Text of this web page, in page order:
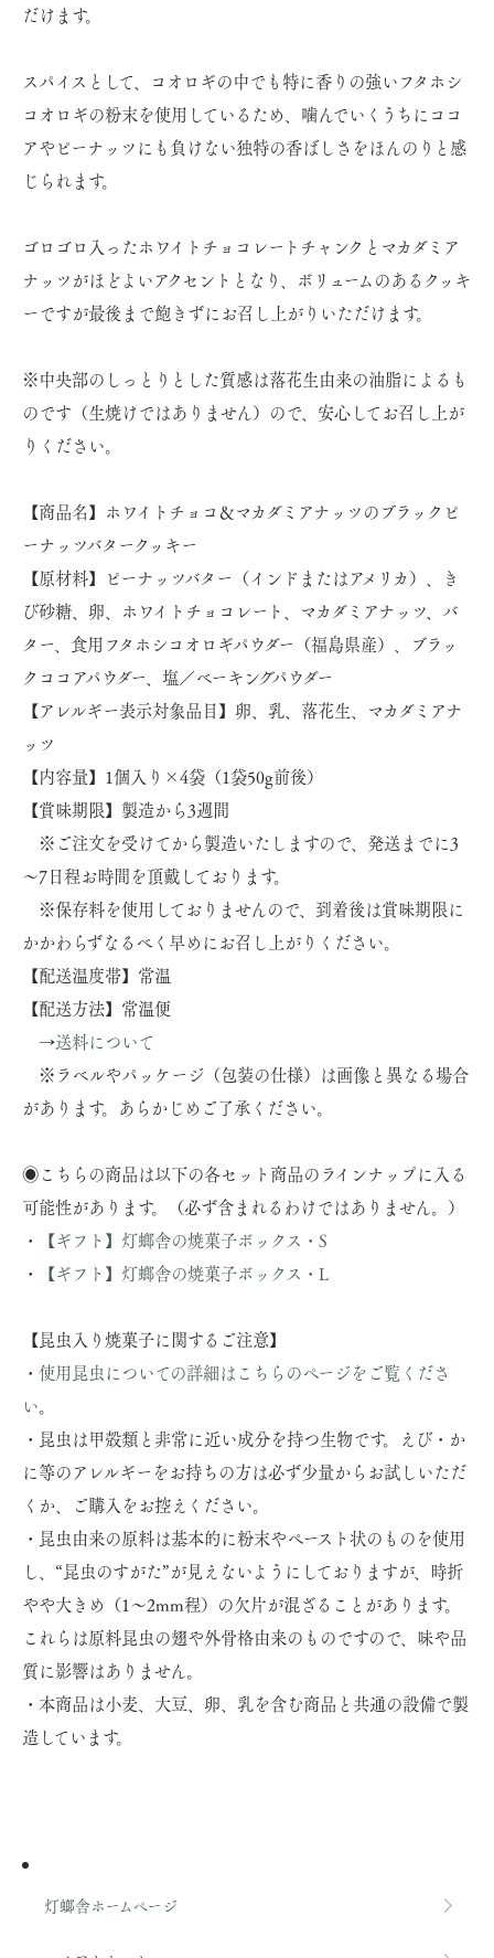
だけます。
スパイスとして、コオロギの中でも特に香りの強いフタホシ
コオロギの粉末を使用しているため、噛んでいくうちにココ
アやピーナッツにも負けない独特の香ばしさをほんのりと感
じられます。
ゴロゴロ入ったホワイトチョコレートチャンクとマカダミア
ナッツがほどよいアクセントとなり、ボリュームのあるクッキ
ーですが最後まで飽きずにお召し上がりいただけます。
※中央部のしっとりとした質感は落花生由来の油脂によるも
のです（生焼けではありません）ので、安心してお召し上が
りください。
【商品名】ホワイトチョコ＆マカダミアナッツのブラックピ
ーナッツバタークッキー
【原材料】ピーナッツバター（インドまたはアメリカ）、き
び砂糖、卵、ホワイトチョコレート、マカダミアナッツ、バ
ター、食用フタホシコオロギパウダー（福島県産）、ブラッ
クココアパウダー、塩／ベーキングパウダー
【アレルギー表示対象品目】卵、乳、落花生、マカダミアナ
ッツ
【内容量】1個入り×4袋（1袋50g前後）
【賞味期限】製造から3週間
※ご注文を受けてから製造いたしますので、発送までに3
～7日程お時間を頂戴しております。
※保存料を使用しておりませんので、到着後は賞味期限に
かかわらずなるべく早めにお召し上がりください。
【配送温度帯】常温
【配送方法】常温便
→送料について
※ラベルやパッケージ（包装の仕様）は画像と異なる場合
があります。あらかじめご了承ください。
◉こちらの商品は以下の各セット商品のラインナップに入る
可能性があります。（必ず含まれるわけではありません。）
・ 【ギフト】灯螂舎の焼菓子ボックス・S
・ 【ギフト】灯螂舎の焼菓子ボックス・L
【昆虫入り焼菓子に関するご注意】
・ 使用昆虫についての詳細はこちらのページをご覧くださ
い。
・昆虫は甲殻類と非常に近い成分を持つ生物です。えび・か
に等のアレルギーをお持ちの方は必ず少量からお試しいただ
くか、ご購入をお控えください。
・昆虫由来の原料は基本的に粉末やペースト状のものを使用
し、“昆虫のすがた”が見えないようにしておりますが、時折
やや大きめ（1～2mm程）の欠片が混ざることがあります。
これらは原料昆虫の翅や外骨格由来のものですので、味や品
質に影響はありません。
・本商品は小麦、大豆、卵、乳を含む商品と共通の設備で製
造しています。
灯螂舎ホームページ